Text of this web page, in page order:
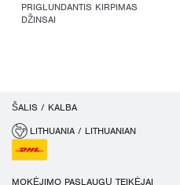
PRIGLUNDANTIS KIRPIMAS
DŽINSAI
ŠALIS / KALBA
LITHUANIA / LITHUANIAN
MOKĖJIMO PASLAUGŲ TEIKĖJAI